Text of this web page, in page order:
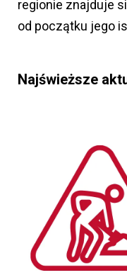
regionie znajduje
od początku jego
Najświeższe